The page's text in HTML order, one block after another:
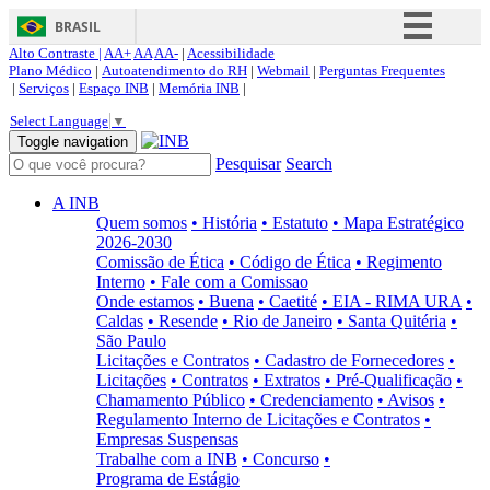
BRASIL
Simplifique!
Acesso à informação
Canais
Alto Contraste | AA+AAAA- | Acessibilidade
Plano Médico | Autoatendimento do RH | Webmail | Perguntas Frequentes
| Serviços | Espaço INB | Memória INB |
Select Language ▼
Toggle navigation
Pesquisar Search
A INB
Quem somos • História • Estatuto • Mapa Estratégico
2026-2030
Comissão de Ética • Código de Ética • Regimento
Interno • Fale com a Comissao
Onde estamos • Buena • Caetité • EIA - RIMA URA •
Caldas • Resende • Rio de Janeiro • Santa Quitéria •
São Paulo
Licitações e Contratos • Cadastro de Fornecedores •
Licitações • Contratos • Extratos • Pré-Qualificação •
Chamamento Público • Credenciamento • Avisos •
Regulamento Interno de Licitações e Contratos •
Empresas Suspensas
Trabalhe com a INB • Concurso •
Programa de Estágio